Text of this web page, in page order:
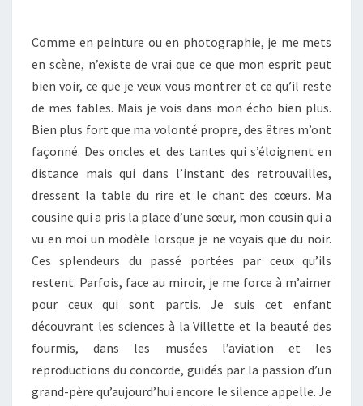
Comme en peinture ou en photographie, je me mets
en scène, n’existe de vrai que ce que mon esprit peut
bien voir, ce que je veux vous montrer et ce qu’il reste
de mes fables. Mais je vois dans mon écho bien plus.
Bien plus fort que ma volonté propre, des êtres m’ont
façonné. Des oncles et des tantes qui s’éloignent en
distance mais qui dans l’instant des retrouvailles,
dressent la table du rire et le chant des cœurs. Ma
cousine qui a pris la place d’une sœur, mon cousin qui a
vu en moi un modèle lorsque je ne voyais que du noir.
Ces splendeurs du passé portées par ceux qu’ils
restent. Parfois, face au miroir, je me force à m’aimer
pour ceux qui sont partis. Je suis cet enfant
découvrant les sciences à la Villette et la beauté des
fourmis, dans les musées l’aviation et les
reproductions du concorde, guidés par la passion d’un
grand-père qu’aujourd’hui encore le silence appelle. Je